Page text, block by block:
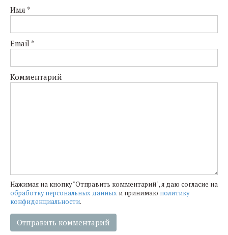
Имя *
Email *
Комментарий
Нажимая на кнопку "Отправить комментарий", я даю согласие на
обработку персональных данных и принимаю политику
конфиденциальности.